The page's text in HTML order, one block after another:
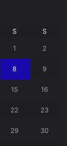
S S
1 2
8 9
15 16
22 23
29 30